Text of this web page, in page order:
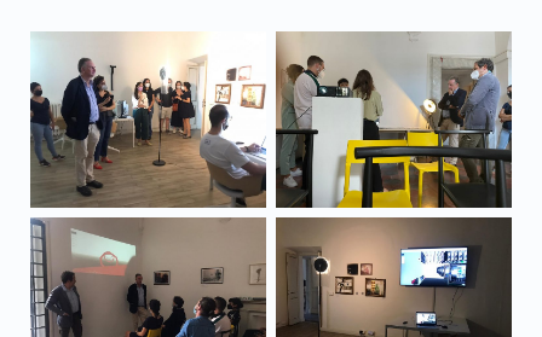
Link identifier #identifier__114086-17
Link identifier #identifier__73803-18
Link identifier #identifier__21375-19 Link identifier #identifier__102989-20